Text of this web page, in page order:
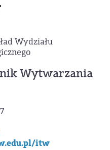
Wydziału
Wytwarzania
itw